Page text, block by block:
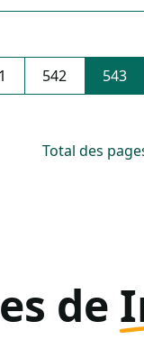
542 543
Total des
de